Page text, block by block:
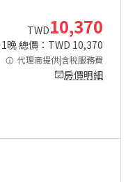
TWD10,370
1晚 總價：TWD 10,370
代理商提供|含稅服務費
房價明細